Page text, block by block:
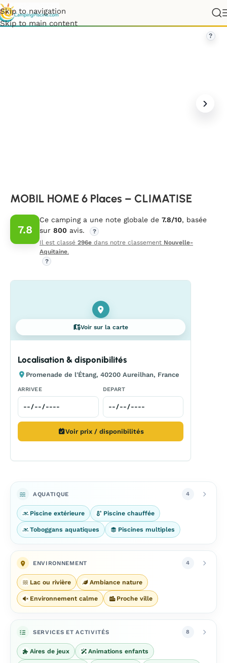
Skip to navigation
Skip to main content
Aquitaine»Landes
?
MOBIL HOME 6 Places – CLIMATISE
7.8
Ce camping a une note globale de 7.8/10, basée
sur 800 avis.
?
Il est classé 296e dans notre classement Nouvelle-
Aquitaine.
?
Voir sur la carte
Localisation & disponibilités
Promenade de l'Étang, 40200 Aureilhan, France
ARRIVEE DEPART
Voir prix / disponibilités
AQUATIQUE 4
Piscine extérieure Piscine chauffée
Toboggans aquatiques Piscines multiples
ENVIRONNEMENT 4
Lac ou rivière Ambiance nature
Environnement calme Proche ville
SERVICES ET ACTIVITÉS 8
Aires de jeux Animations enfants